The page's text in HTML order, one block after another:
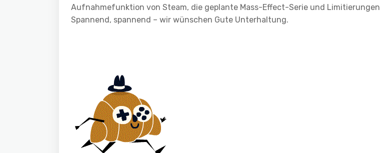
Aufnahmefunktion von Steam, die geplante Mass-Effect-Serie und Limitierungen
Spannend, spannend – wir wünschen Gute Unterhaltung.